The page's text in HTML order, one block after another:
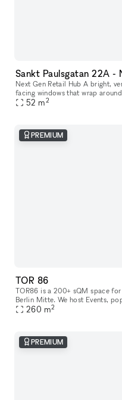
Sankt Paulsgatan 22A -
Next Gen Retail Hub A bright,
facing windows that wrap
natural light and offering
52 m2
PREMIUM
TOR 86
TOR86 is a 200+ sQM space
Berlin Mitte. We host Events, pop-ups, retail experiences and live comms
activities. Located in
260 m2
PREMIUM